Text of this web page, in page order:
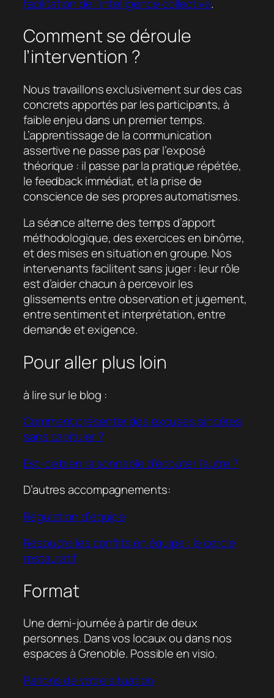
facilitation de l’intelligence collective.
Comment se déroule
l’intervention ?
Nous travaillons exclusivement sur des cas
concrets apportés par les participants, à
faible enjeu dans un premier temps.
L’apprentissage de la communication
assertive ne passe pas par l’exposé
théorique : il passe par la pratique répétée,
le feedback immédiat, et la prise de
conscience de ses propres automatismes.
La séance alterne des temps d’apport
méthodologique, des exercices en binôme,
et des mises en situation en groupe. Nos
intervenants facilitent sans juger : leur rôle
est d’aider chacun à percevoir les
glissements entre observation et jugement,
entre sentiment et interprétation, entre
demande et exigence.
Pour aller plus loin
à lire sur le blog :
Comment présenter des excuses sincères
sans capituler ?
Est-ce bien raisonnable d’écouter l’autre ?
D’autres accompagnements:
Régulation d’équipe
Résoudre les conflits en équipe : le cercle
restauratif
Format
Une demi-journée à partir de deux
personnes. Dans vos locaux ou dans nos
espaces à Grenoble. Possible en visio.
Parlons de votre situation